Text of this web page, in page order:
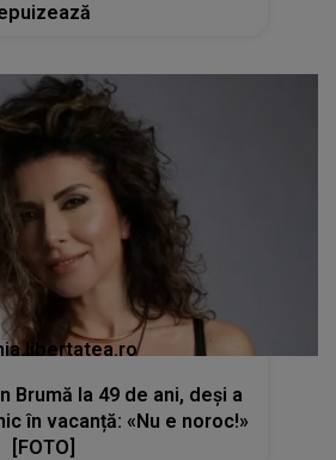
Brumă la 49 de ani, deși a
în vacanță: «Nu e noroc!»
[FOTO]